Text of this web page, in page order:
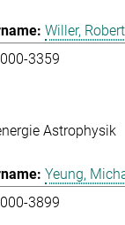
Willer, Robert
3359
Astrophysik
Yeung,
3899